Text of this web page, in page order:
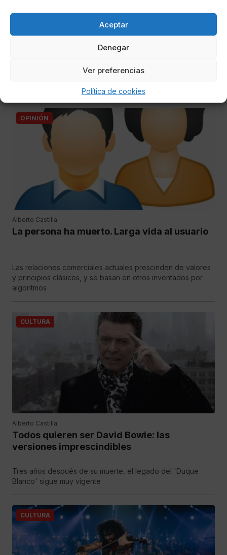
Aceptar
Denegar
Ver preferencias
Política de cookies
Desconexión digital: la última conquista
La nueva Ley Orgánica de Protección de Datos asesta un
OPINIÓN
Alberto Castilla
La persona ha muerto. Larga vida al usuario
Las relaciones comerciales actuales prescinden de valores
y principios clásicos, y se basan en otros inventados por
algoritmos
CULTURA
Alberto Castilla
Todos quieren ser David Bowie: las
versiones imprescindibles
Tres años después de su muerte, el legado del 'Duque
Blanco' sigue muy vigente
CULTURA